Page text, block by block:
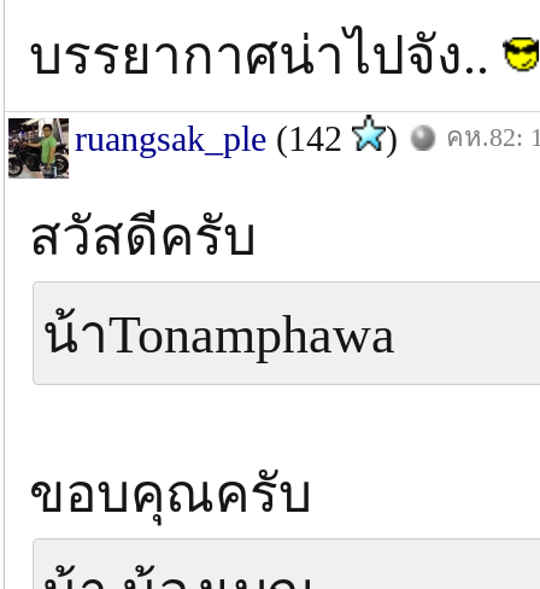
บรรยากาศน่าไปจัง..
ruangsak_ple (142 ) คห.82:
สวัสดีครับ
น้าTonamphawa
ขอบคุณครับ